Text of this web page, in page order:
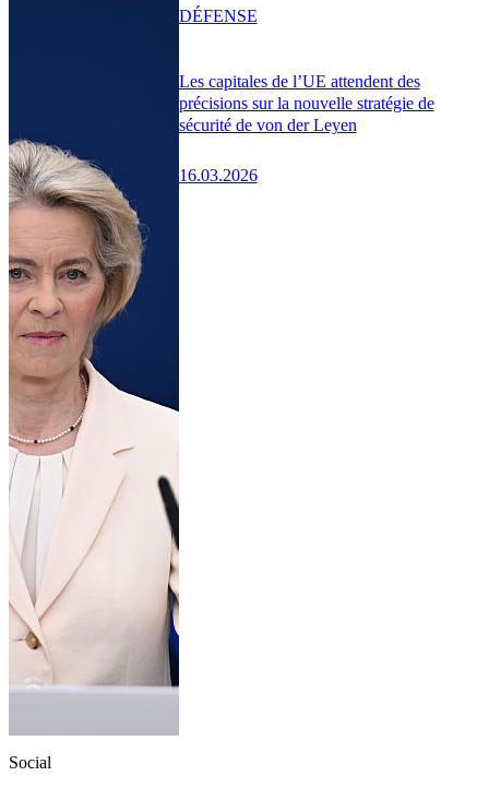
Les capitales de l’UE attendent des
précisions sur la nouvelle stratégie de
sécurité de von der Leyen
16.03.2026
DÉFENSE
Social